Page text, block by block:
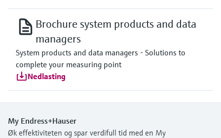
Brochure system products and data
managers
System products and data managers - Solutions to
complete your measuring point
Nedlasting
My Endress+Hauser
Øk effektiviteten og spar verdifull tid med en My